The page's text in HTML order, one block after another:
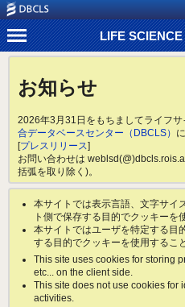
LIFE
お知らせ
2026年3月31日をもちましてライフサ
合データベースセンター（DBCLS）
[プレスリリース]
お問い合わせは
括弧を取り除く)。
本サイトでは表示言語、文字サイ
ト側で保存する目的でクッキーを
本サイトではユーザを特定する目
する目的でクッキーを使用するこ
This site uses cookies for storing
etc... on the client side.
This site does not use cookies for
activities.